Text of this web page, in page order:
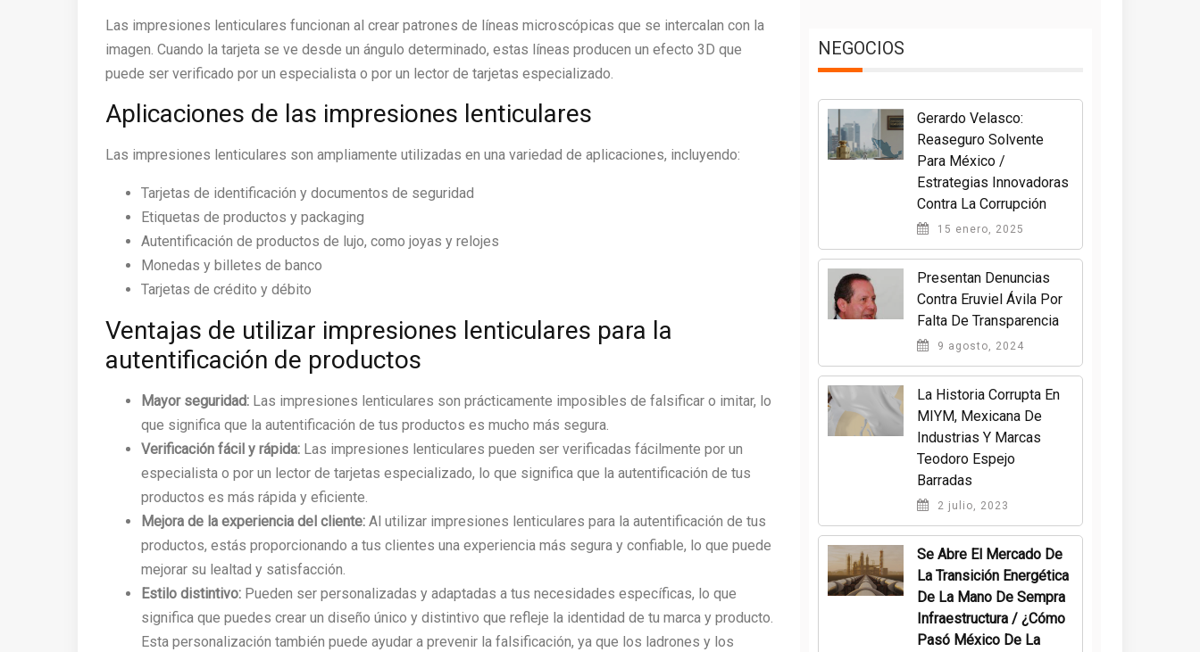
Las impresiones lenticulares funcionan al crear patrones de líneas microscópicas que se intercalan con la
imagen. Cuando la tarjeta se ve desde un ángulo determinado, estas líneas producen un efecto 3D que
puede ser verificado por un especialista o por un lector de tarjetas especializado.
Aplicaciones de las impresiones lenticulares
Las impresiones lenticulares son ampliamente utilizadas en una variedad de aplicaciones, incluyendo:
Tarjetas de identificación y documentos de seguridad
Etiquetas de productos y packaging
Autentificación de productos de lujo, como joyas y relojes
Monedas y billetes de banco
Tarjetas de crédito y débito
Ventajas de utilizar impresiones lenticulares para la
autentificación de productos
Mayor seguridad: Las impresiones lenticulares son prácticamente imposibles de falsificar o imitar, lo
que significa que la autentificación de tus productos es mucho más segura.
Verificación fácil y rápida: Las impresiones lenticulares pueden ser verificadas fácilmente por un
especialista o por un lector de tarjetas especializado, lo que significa que la autentificación de tus
productos es más rápida y eficiente.
Mejora de la experiencia del cliente: Al utilizar impresiones lenticulares para la autentificación de tus
productos, estás proporcionando a tus clientes una experiencia más segura y confiable, lo que puede
mejorar su lealtad y satisfacción.
Estilo distintivo: Pueden ser personalizadas y adaptadas a tus necesidades específicas, lo que
significa que puedes crear un diseño único y distintivo que refleje la identidad de tu marca y producto.
Esta personalización también puede ayudar a prevenir la falsificación, ya que los ladrones y los
NEGOCIOS
Gerardo Velasco:
Reaseguro Solvente
Para México /
Estrategias Innovadoras
Contra La Corrupción
15 enero, 2025
Presentan Denuncias
Contra Eruviel Ávila Por
Falta De Transparencia
9 agosto, 2024
La Historia Corrupta En
MIYM, Mexicana De
Industrias Y Marcas
Teodoro Espejo
Barradas
2 julio, 2023
Se Abre El Mercado De
La Transición Energética
De La Mano De Sempra
Infraestructura / ¿Cómo
Pasó México De La